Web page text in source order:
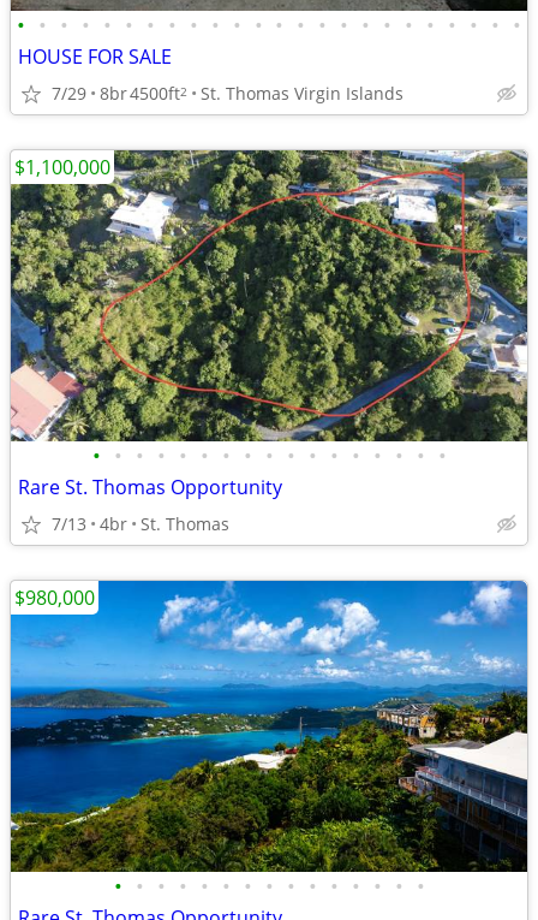
• • • • • • • • • • • • • • • • • • • • • • • •
HOUSE FOR SALE
7/29 8br4500ft2 St. Thomas Virgin Islands
• • • • • • • • • • • • • • • • •
Rare St. Thomas Opportunity
7/13 4br St. Thomas
$1,100,000
• • • • • • • • • • • • • • •
$980,000